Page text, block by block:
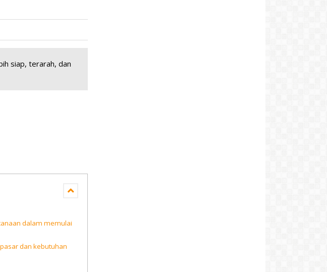
siap, terarah, dan
dalam memulai
dan kebutuhan